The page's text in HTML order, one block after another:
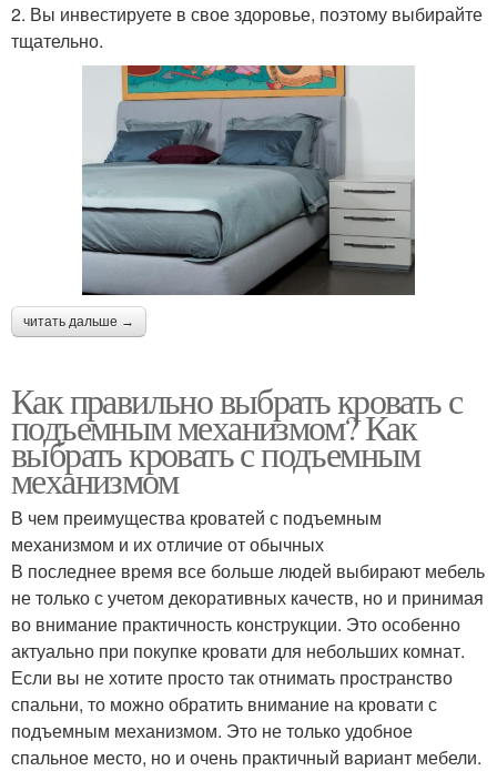
2. Вы инвестируете в свое здоровье, поэтому выбирайте
тщательно.
читать дальше →
Как правильно выбрать кровать с
подъемным механизмом? Как
выбрать кровать с подъемным
механизмом
В чем преимущества кроватей с подъемным
механизмом и их отличие от обычных
В последнее время все больше людей выбирают мебель
не только с учетом декоративных качеств, но и принимая
во внимание практичность конструкции. Это особенно
актуально при покупке кровати для небольших комнат.
Если вы не хотите просто так отнимать пространство
спальни, то можно обратить внимание на кровати с
подъемным механизмом. Это не только удобное
спальное место, но и очень практичный вариант мебели.